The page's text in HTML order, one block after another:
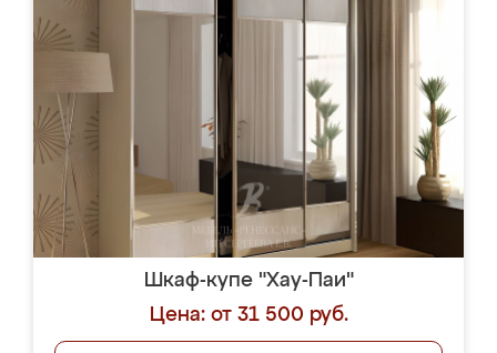
Шкаф-купе "Хау-Паи"
Цена: от 31 500 руб.